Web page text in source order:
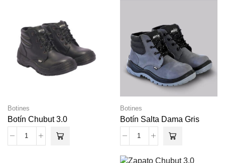
Botines
Botín Chubut 3.0
Botines
Botín Salta Dama Gris